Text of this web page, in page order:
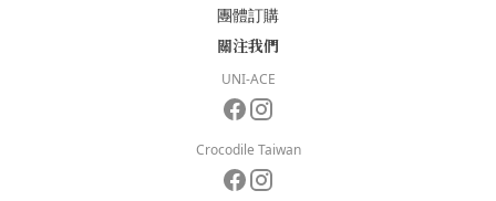
團體訂購
關注我們
UNI-ACE
Crocodile Taiwan